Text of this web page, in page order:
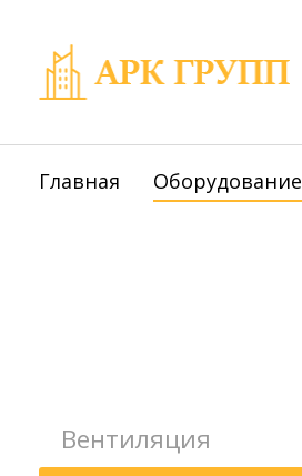
Главная Оборудование
Вентиляция